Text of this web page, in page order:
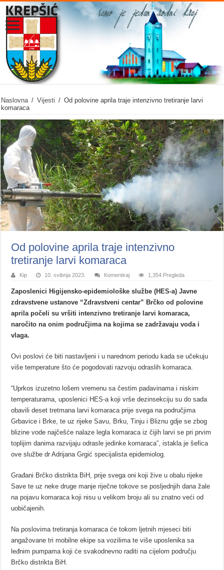
Naslovna / Vijesti / Od polovine aprila traje intenzivno tretiranje larvi
komaraca
Od polovine aprila traje intenzivno
tretiranje larvi komaraca
Kip 10. svibnja 2023. Komentiraj 1,354 Pregleda
Zaposlenici Higijensko-epidemiološke službe (HES-a) Javne
zdravstvene ustanove “Zdravstveni centar” Brčko od polovine
aprila počeli su vršiti intenzivno tretiranje larvi komaraca,
naročito na onim područjima na kojima se zadržavaju voda i
vlaga.
Ovi poslovi će biti nastavljeni i u narednom periodu kada se učekuju
više temperature što će pogodovati razvoju odraslih komaraca.
“Uprkos izuzetno lošem vremenu sa čestim padavinama i niskim
temperaturama, uposlenici HES-a koji vrše dezinsekciju su do sada
obavili deset tretmana larvi komaraca prije svega na područjima
Grbavice i Brke, te uz rijeke Savu, Brku, Tinju i Bliznu gdje se zbog
blizine vode najčešće nalaze legla komaraca iz čijih larvi se pri prvim
toplijim danima razvijaju odrasle jedinke komaraca”, istakla je šefica
ove službe dr Adrijana Grgić specijalista epidemiolog.
Građani Brčko distrikta BiH, prije svega oni koji žive u obalu rijeke
Save te uz neke druge manje riječne tokove se posljednjih dana žale
na pojavu komaraca koji nisu u velikom broju ali su znatno veći od
uobičajenih.
Na poslovima tretiranja komaraca će tokom ljetnih mjeseci biti
angažovane tri mobilne ekipe sa vozilima te više uposlenika sa
leđnim pumpama koji će svakodnevno raditi na cijelom području
Brčko distrikta BiH.